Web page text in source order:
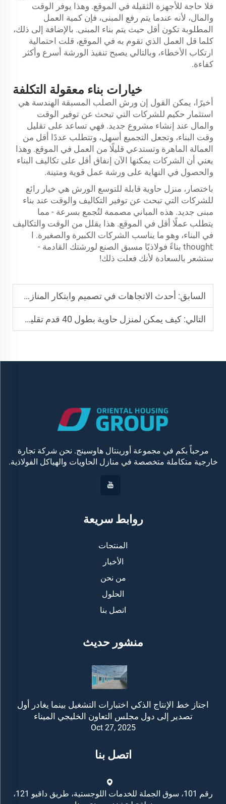
فلا حاجة للأجهزة الثقيلة في الموقع. وهذا يوفر الوقت
والمال، لأنه عندما يتم رفع المبنى، فإن كمية العمل
المطلوبة تكون أقل حيث يتم بناء المبنى. بالإضافة إلى ذلك،
كلما قل العمل الذي تقوم به في الموقع، قلت احتمالية
ارتكاب الأخطاء، وبالتالي يصبح تنفيذ الورشة أسرع وأكثر
كفاءة.
خيارات بناء معقولة التكلفة
أخيرًا، يمكن القول إن ورش الصلب المسبقة الهندسة هي
استثمار حكيم للشركات التي تبحث عن توفير الوقت
والمال عند إنشاء مشروع جديد. فهي تساعد على تقليل
وقت البناء، وتجعل التجميع أسهل، وتتطلب عددًا أقل من
العمالة الماهرة وتستدعي قليلًا من العمل في الموقع. وهذا
يعني أن الشركات يمكنها الآن إنفاق أقل على تكاليف البناء
والحصول في النهاية على ورشة عمل قوية ومتينة.
باختصار، منزل حاوية قابلة للتوسع الورش هي خيار رائع
للشركات التي تبحث عن توفير التكاليف والوقت عند بناء
مبنى جديد. هذه المباني مصممة لتُجمع بسرعة - مما
يتطلب عملًا أقل في الموقع. هذا يقلل من الوقت والتكاليف
في البناء، وهو ما يناسب الشركات الكبيرة والصغيرة. ا
thoughtِ بناءً فولاذيًا مسبق الصنع لورشتك القادمة -
ستشعر بالسعادة لأنك فعلت ذلك!
السابق: أحدث الاتجاهات في تصميم وابتكار المنازل المحمولة
التالي: كيف يمكن لمنزل حاوية بطول 40 قدم تقليل وقت البناء بنسبة 60% في المشاريع الحضرية
مرحباً بكم في مجموعة أورينتال هاوسينج. نحن شركة تجارة
خارجية متكاملة متخصصة في منازل الحاويات والهياكل الفولاذية.
روابط سريعة
المنتجات
الأخبار
من نحن
الحلول
اتصل بنا
منشور حديث
اجتاز خط الإنتاج الذكي اختبارات التشغيل بينما يغادر أول
تصدير إلى دول مجلس التعاون الخليجي الميناء
Oct 27, 2025
اتصل بنا
رقم 101، سوق الجملة للخدمات اللوجستية، طريق داقيو 121،